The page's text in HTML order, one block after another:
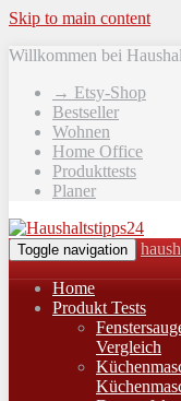
Skip to main content
Willkommen bei
→ Etsy-Shop
Bestseller
Wohnen
Home Office
Produkttests
Planer
Toggle navigation
Home
Produkt Tests
Vergleich